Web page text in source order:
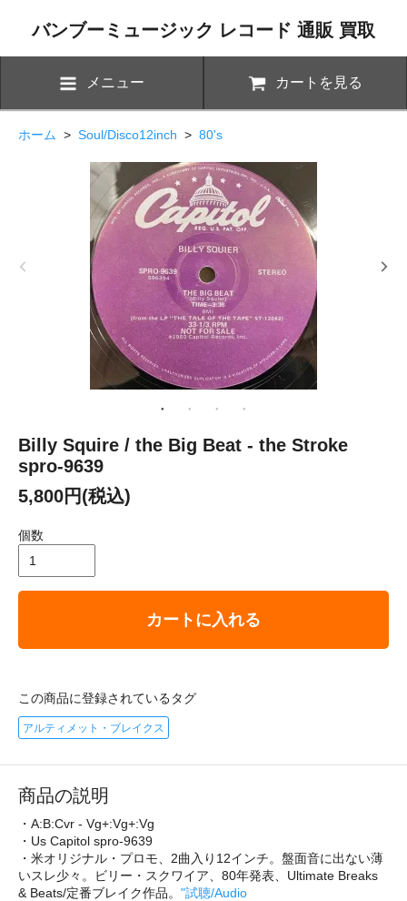
バンブーミュージック レコード 通販 買取
メニュー カートを見る
ホーム > Soul/Disco12inch > 80's
Billy Squire / the Big Beat - the Stroke
spro-9639
5,800円(税込)
個数
カートに入れる
この商品に登録されているタグ
アルティメット・ブレイクス
商品の説明
・A:B:Cvr - Vg+:Vg+:Vg
・Us Capitol spro-9639
・米オリジナル・プロモ、2曲入り12インチ。盤面音に出ない薄
いスレ少々。ビリー・スクワイア、80年発表、Ultimate Breaks
& Beats/定番ブレイク作品。 "試聴/Audio